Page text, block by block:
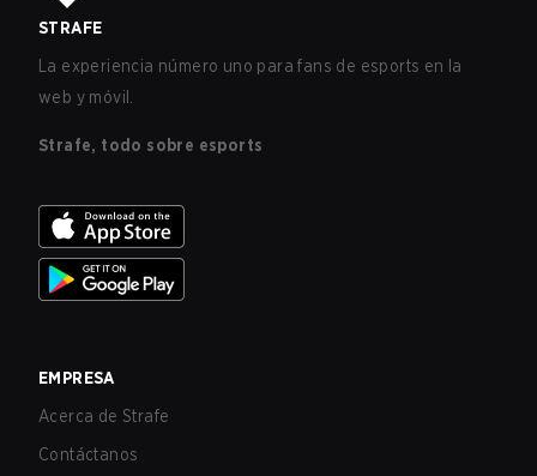
STRAFE
La experiencia número uno para fans de esports en la
web y móvil.
Strafe, todo sobre esports
EMPRESA
Acerca de Strafe
Contáctanos